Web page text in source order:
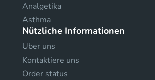
Analgetika
Asthma
Nützliche Informationen
Uber uns
Kontaktiere uns
Order status